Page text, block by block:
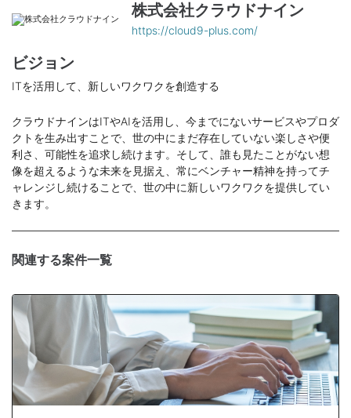
株式会社クラウドナイン
https://cloud9-plus.com/
ビジョン
ITを活用して、新しいワクワクを創造する
クラウドナインはITやAIを活用し、今までにないサービスやプロダ
クトを生み出すことで、世の中にまだ存在していない楽しさや便
利さ、可能性を追求し続けます。そして、誰も見たことがない想
像を超えるような未来を見据え、常にベンチャー精神を持ってチ
ャレンジし続けることで、世の中に新しいワクワクを提供してい
きます。
関連する案件一覧